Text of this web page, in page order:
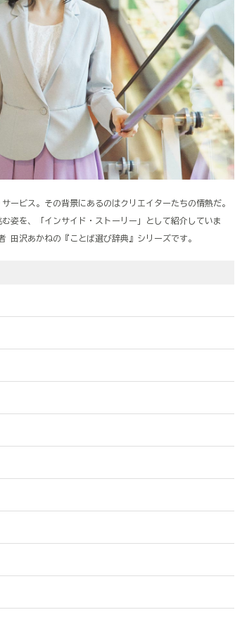
ービス。その背景にあるのはクリエイターたちの情熱だ。
姿を、「インサイド・ストーリー」として紹介していま
田沢あかねの『ことば選び辞典』シリーズです。